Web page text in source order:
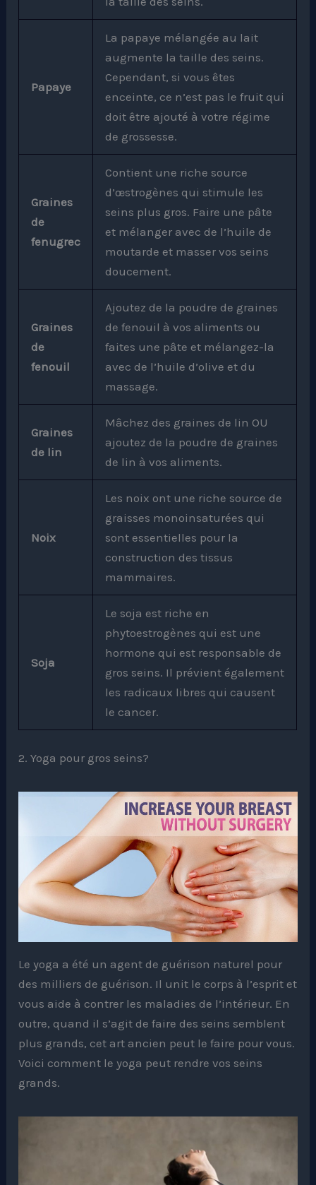
Papaye
La papaye mélangée au lait
augmente la taille des seins.
Cependant, si vous êtes
enceinte, ce n’est pas le fruit qui
doit être ajouté à votre régime
de grossesse.
Graines
de
fenugrec
Contient une riche source
d’œstrogènes qui stimule les
seins plus gros. Faire une pâte
et mélanger avec de l’huile de
moutarde et masser vos seins
doucement.
Graines
de
fenouil
Ajoutez de la poudre de graines
de fenouil à vos aliments ou
faites une pâte et mélangez-la
avec de l’huile d’olive et du
massage.
Graines
de lin
Mâchez des graines de lin OU
ajoutez de la poudre de graines
de lin à vos aliments.
Noix
Les noix ont une riche source de
graisses monoinsaturées qui
sont essentielles pour la
construction des tissus
mammaires.
Soja
Le soja est riche en
phytoestrogènes qui est une
hormone qui est responsable de
gros seins. Il prévient également
les radicaux libres qui causent
le cancer.
2. Yoga pour gros seins?
Le yoga a été un agent de guérison naturel pour
des milliers de guérison. Il unit le corps à l’esprit et
vous aide à contrer les maladies de l’intérieur. En
outre, quand il s’agit de faire des seins semblent
plus grands, cet art ancien peut le faire pour vous.
Voici comment le yoga peut rendre vos seins
grands.